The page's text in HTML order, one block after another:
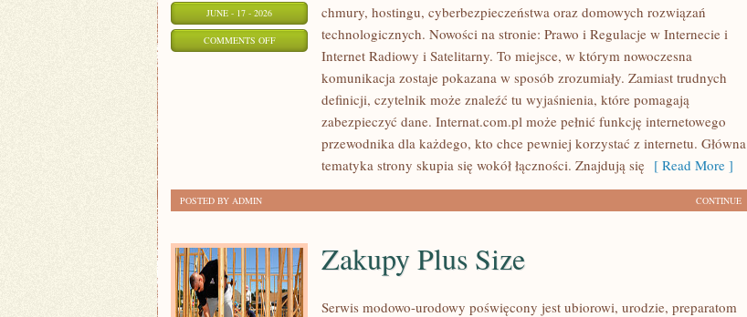
JUNE - 17 - 2026
COMMENTS OFFON
INTERNATY
chmury, hostingu, cyberbezpieczeństwa oraz domowych rozwiązań
technologicznych. Nowości na stronie: Prawo i Regulacje w Internecie i
Internet Radiowy i Satelitarny. To miejsce, w którym nowoczesna
komunikacja zostaje pokazana w sposób zrozumiały. Zamiast trudnych
definicji, czytelnik może znaleźć tu wyjaśnienia, które pomagają
zabezpieczyć dane. Internat.com.pl może pełnić funkcję internetowego
przewodnika dla każdego, kto chce pewniej korzystać z internetu. Główna
tematyka strony skupia się wokół łączności. Znajdują się [ Read More ]
CONTINUE
POSTED BY ADMIN
Zakupy Plus Size
Serwis modowo-urodowy poświęcony jest ubiorowi, urodzie, preparatom